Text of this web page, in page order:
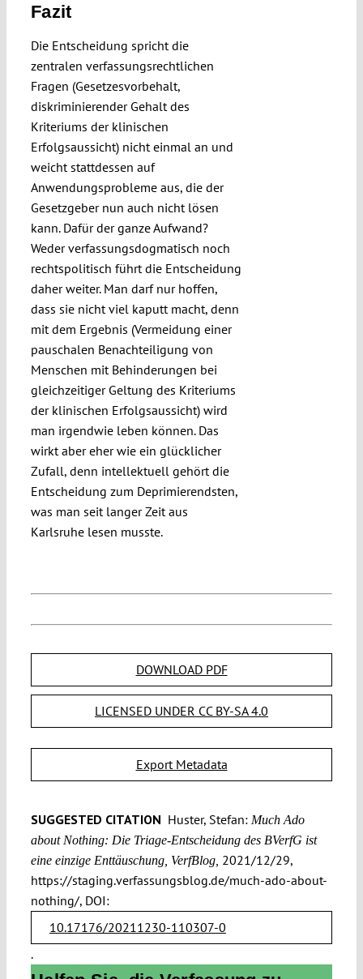
Fazit
Die Entscheidung spricht die
zentralen verfassungsrechtlichen
Fragen (Gesetzesvorbehalt,
diskriminierender Gehalt des
Kriteriums der klinischen
Erfolgsaussicht) nicht einmal an und
weicht stattdessen auf
Anwendungsprobleme aus, die der
Gesetzgeber nun auch nicht lösen
kann. Dafür der ganze Aufwand?
Weder verfassungsdogmatisch noch
rechtspolitisch führt die Entscheidung
daher weiter. Man darf nur hoffen,
dass sie nicht viel kaputt macht, denn
mit dem Ergebnis (Vermeidung einer
pauschalen Benachteiligung von
Menschen mit Behinderungen bei
gleichzeitiger Geltung des Kriteriums
der klinischen Erfolgsaussicht) wird
man irgendwie leben können. Das
wirkt aber eher wie ein glücklicher
Zufall, denn intellektuell gehört die
Entscheidung zum Deprimierendsten,
was man seit langer Zeit aus
Karlsruhe lesen musste.
DOWNLOAD PDF
LICENSED UNDER CC BY-SA 4.0
Export Metadata
SUGGESTED CITATION Huster, Stefan:Much Ado
about Nothing: Die Triage-Entscheidung des BVerfG ist
eine einzige Enttäuschung, VerfBlog, 2021/12/29,
https://staging.verfassungsblog.de/much-ado-about-
nothing/, DOI:
10.17176/20211230-110307-0
.